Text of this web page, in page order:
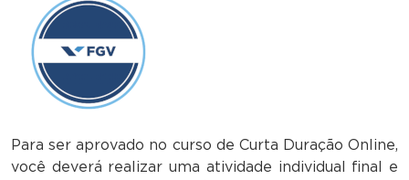
Para ser aprovado no curso de Curta Duração Online,
você deverá realizar uma atividade individual final e